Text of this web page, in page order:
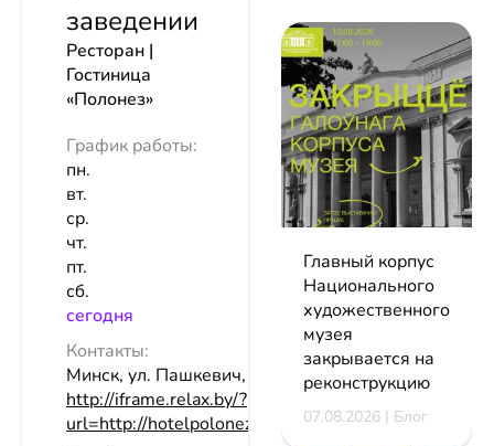
заведении
Ресторан |
Гостиница
«Полонез»
График работы:
пн.
вт.
ср.
чт.
пт.
сб.
сeгодня
Контакты:
Минск, ул. Пашкевич, 3
http://iframe.relax.by/?
url=http://hotelpolonez.by/ru/restoran
Главный корпус
Национального
художественного
музея
закрывается на
реконструкцию
07.08.2026 | Блог